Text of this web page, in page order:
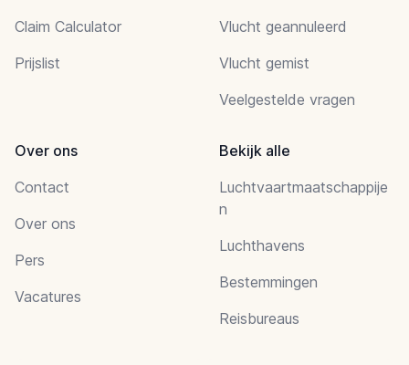
Claim Calculator
Prijslist
Vlucht geannuleerd
Vlucht gemist
Veelgestelde vragen
Over ons
Contact
Over ons
Pers
Vacatures
Bekijk alle
Luchtvaartmaatschappije
n
Luchthavens
Bestemmingen
Reisbureaus